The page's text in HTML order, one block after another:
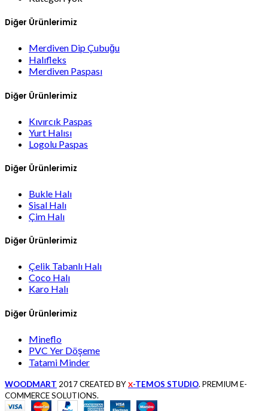
Diğer Ürünlerimiz
Merdiven Dip Çubuğu
Halıfleks
Merdiven Paspası
Diğer Ürünlerimiz
Kıvırcık Paspas
Yurt Halısı
Logolu Paspas
Diğer Ürünlerimiz
Bukle Halı
Sisal Halı
Çim Halı
Diğer Ürünlerimiz
Çelik Tabanlı Halı
Coco Halı
Karo Halı
Diğer Ürünlerimiz
Mineflo
PVC Yer Döşeme
Tatami Minder
WOODMART 2017 CREATED BY X-TEMOS STUDIO. PREMIUM E-
COMMERCE SOLUTIONS.